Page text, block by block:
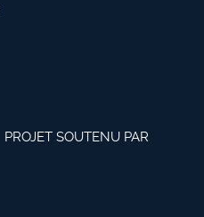
PROJET SOUTENU PAR